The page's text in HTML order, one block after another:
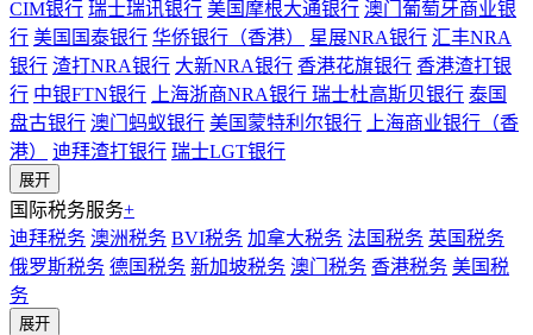
CIM银行 瑞士瑞讯银行 美国摩根大通银行 澳门葡萄牙商业银
行 美国国泰银行 华侨银行（香港） 星展NRA银行 汇丰NRA
银行 渣打NRA银行 大新NRA银行 香港花旗银行 香港渣打银
行 中银FTN银行 上海浙商NRA银行 瑞士杜高斯贝银行 泰国
盘古银行 澳门蚂蚁银行 美国蒙特利尔银行
上海商业银行（香
港）
迪拜渣打银行 瑞士LGT银行
展开
国际税务服务+
迪拜税务 澳洲税务 BVI税务 加拿大税务 法国税务 英国税务
俄罗斯税务 德国税务 新加坡税务 澳门税务 香港税务 美国税
务
展开